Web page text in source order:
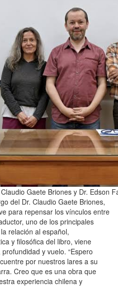
Gaete Briones y Dr. Edson
del Dr. Claudio Gaete Briones,
para repensar los vínculos entre
uno de los principales
relación al español,
y filosófica del libro, viene
y vuelo. “Espero
por nuestros lares a su
Creo que es una obra que
experiencia chilena y